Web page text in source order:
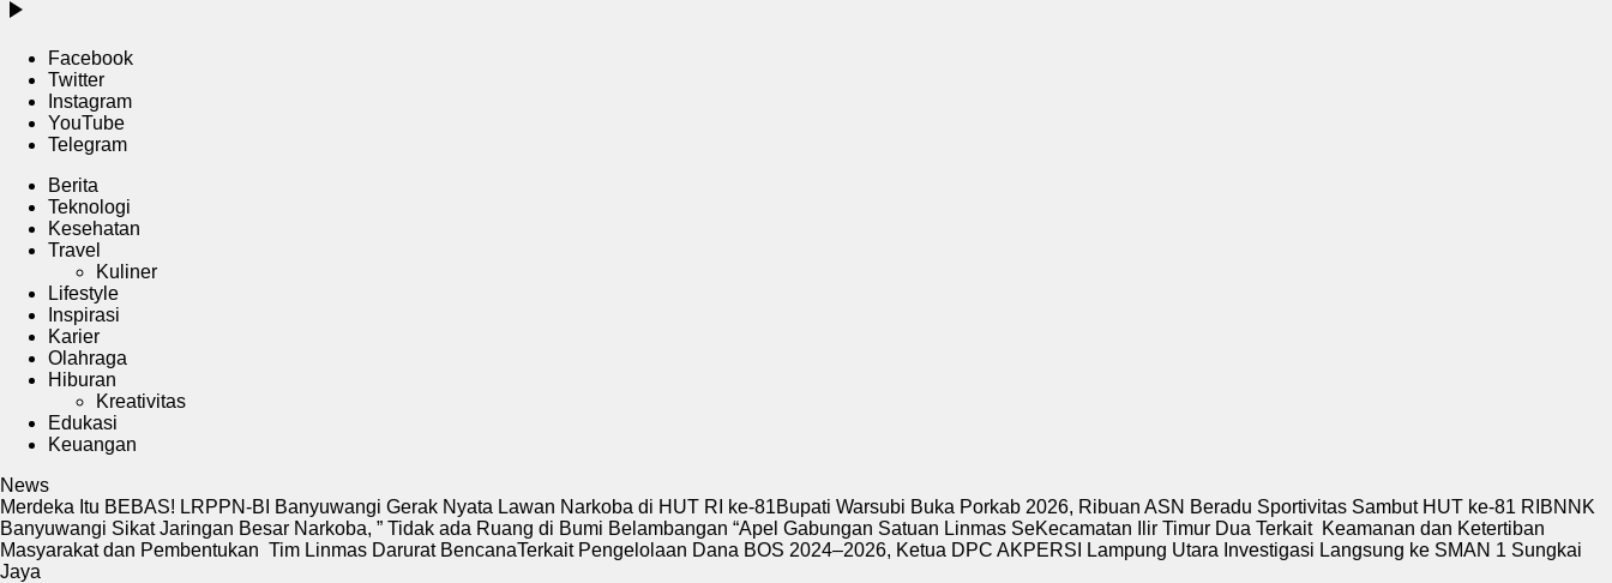
Facebook
Twitter
Instagram
YouTube
Telegram
Berita
Teknologi
Kesehatan
Travel
Kuliner
Lifestyle
Inspirasi
Karier
Olahraga
Hiburan
Kreativitas
Edukasi
Keuangan
News
Merdeka Itu BEBAS! LRPPN-BI Banyuwangi Gerak Nyata Lawan Narkoba di HUT RI ke-81Bupati Warsubi Buka Porkab 2026, Ribuan ASN Beradu Sportivitas Sambut HUT ke-81 RI BNNK
Banyuwangi Sikat Jaringan Besar Narkoba, ” Tidak ada Ruang di Bumi Belambangan “Apel Gabungan Satuan Linmas SeKecamatan Ilir Timur Dua Terkait Keamanan dan Ketertiban
Masyarakat dan Pembentukan Tim Linmas Darurat BencanaTerkait Pengelolaan Dana BOS 2024–2026, Ketua DPC AKPERSI Lampung Utara Investigasi Langsung ke SMAN 1 Sungkai
Jaya